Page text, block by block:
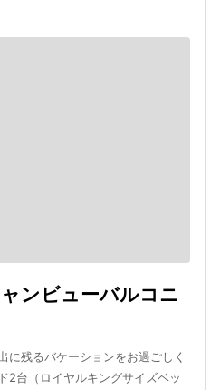
ンビューバルコニ
に残るバケーションをお過ごしく
2台（ロイヤルキングサイズベッ